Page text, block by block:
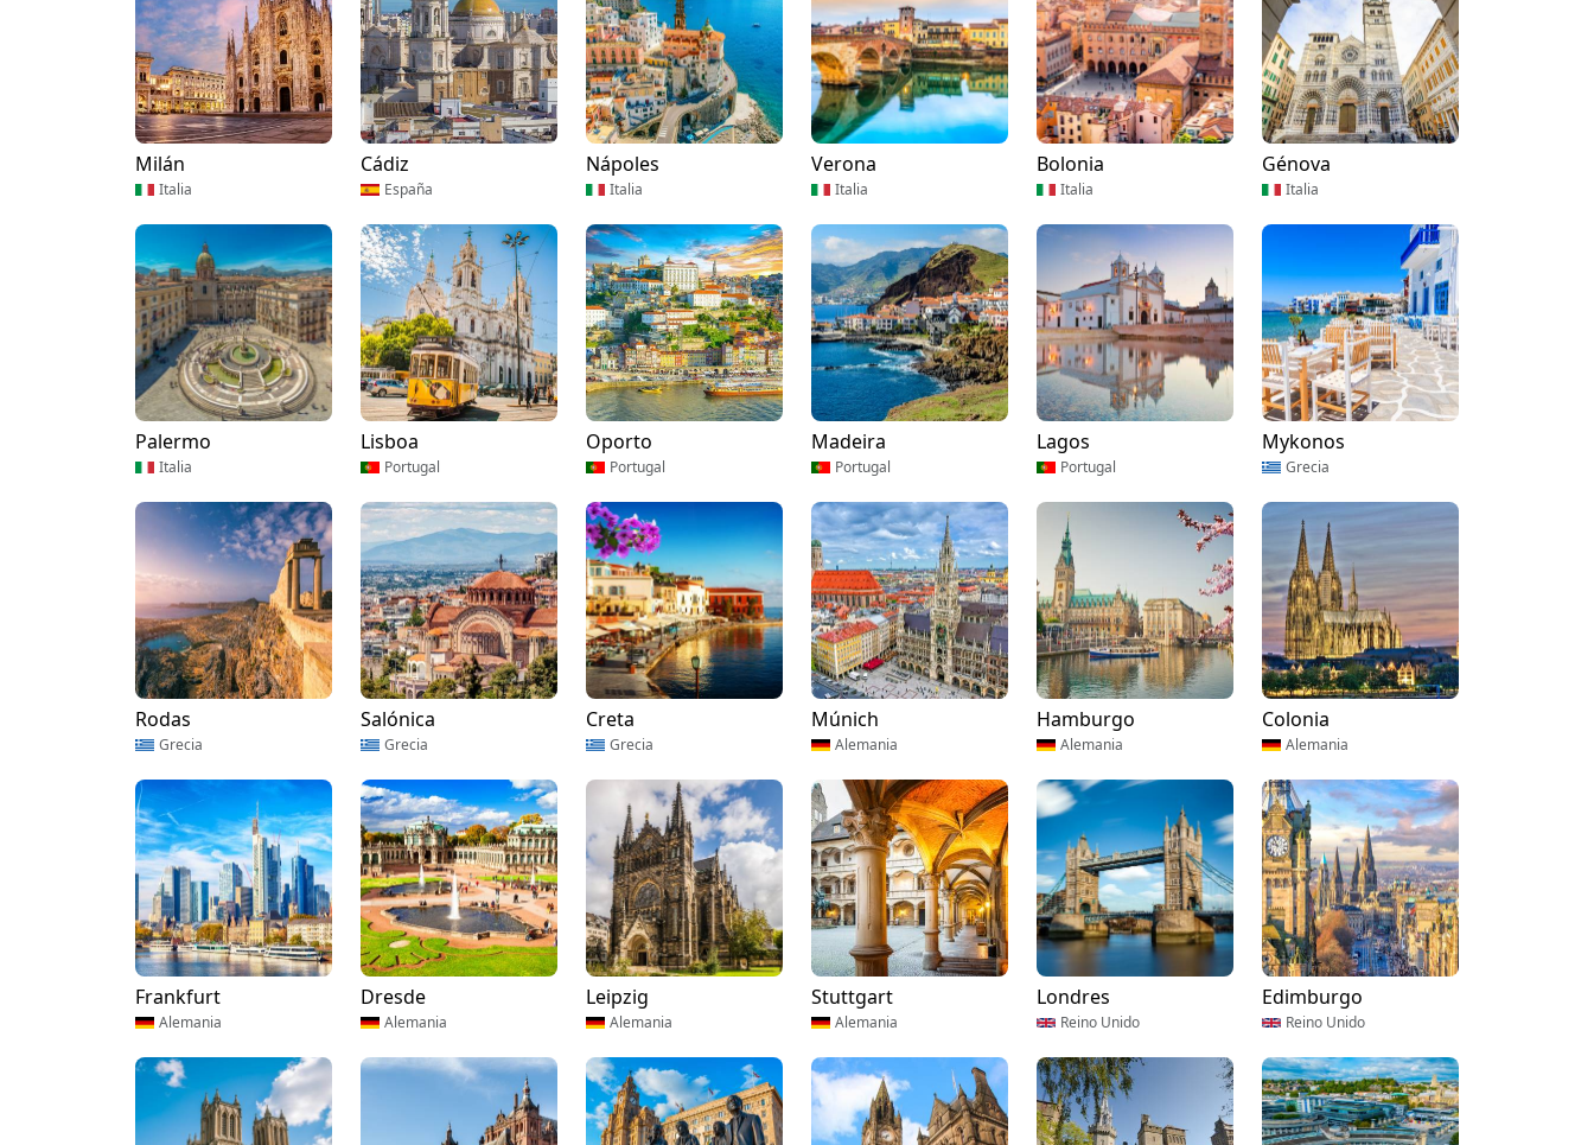
Milán
Italia
Cádiz
España
Nápoles
Italia
Verona
Italia
Bolonia
Italia
Génova
Italia
Palermo
Italia
Lisboa
Portugal
Oporto
Portugal
Madeira
Portugal
Lagos
Portugal
Mykonos
Grecia
Rodas
Grecia
Salónica
Grecia
Creta
Grecia
Múnich
Alemania
Hamburgo
Alemania
Colonia
Alemania
Frankfurt
Alemania
Dresde
Alemania
Leipzig
Alemania
Stuttgart
Alemania
Londres
Reino Unido
Edimburgo
Reino Unido